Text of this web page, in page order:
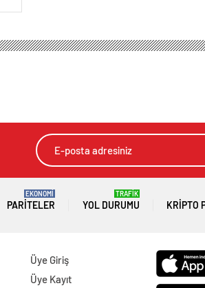
PARITELER
EKONOMİ
YOL DURUMU
TRAFİK
KRIPTO
Üye Giriş
Üye Kayıt